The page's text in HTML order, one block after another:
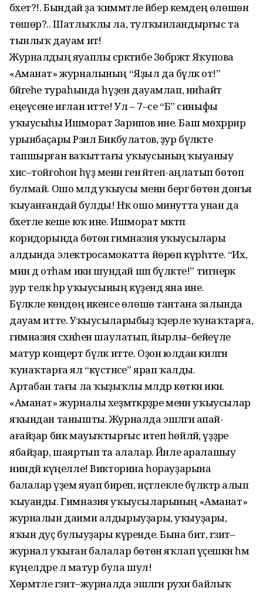
бәхет?!. Бындай ҙа ҡиммәтле әйбер кемдең өлөшөнә
төшөр?.. Шатлыҡлы ла, тулҡынландырғыс та
тынлыҡ дауам итә!
Журналдың яуаплы сәркәтибе Зөбәржәт Яҡупова
«Аманат» журналының “Яҙыл да бүләк от!”
бәйгеһе тураһында һүҙен дауамлап, ниһайәт
еңеүсене иғлан итте! Ул – 7–се “Б” синыфы
уҡыусыһы Ишморат Зарипов ине. Баш мөхәррир
урынбаҫары Рәзил Бикбулатов, ҙур бүләкте
тапшырған ваҡыттағы уҡыусының ҡыуаныу
хис–тойғоһон һүҙ менән генә әйтеп-аңлатып бөтөп
булмай. Ошо мәлдә уҡыусы менән бергә бөтөн донъя
ҡыуанғандай булды! Нәҡ ошо минутта унан да
бәхетле кеше юҡ ине. Ишморат мәктәп
коридорында бөтөн гимназия уҡыусылары
алдында электросамокатта йөрөп күрһәтте. “Их,
мин дә отһам икән шундай шәп бүләкте!” тигәнерәк
ҙур теләк һәр уҡыусының күҙендә яна ине.
Бүләкле көндөң икенсе өлөшө тантана залында
дауам итте. Уҡыусыларыбыҙ ҡәҙерле ҡунаҡтарға,
гимназия сәхнәһен шаулатып, йырлы–бейеүле
матур концерт бүләк итте. Оҙон юлдан килгән
ҡунаҡтарға ял “күстәнәсе” ярап ҡалды.
Артабан тағы ла ҡыҙыҡлы мәлдәр көткән икән.
«Аманат» журналы хеҙмәткәрҙәре менән уҡыусылар
яҡындан танышты. Журналда эшләгән апай-
ағайҙар бик мауыҡтырғыс итеп һөйләй, үҙҙәре
ябайҙар, шаяртып та алалар. Йәнле аралашыу
ниндәй күңелле! Викторина һорауҙарына
балалар әүҙем яуап биреп, иҫтәлекле бүләктәр алып
ҡыуанды. Гимназия уҡыусыларының «Аманат»
журналын даими алдырыуҙары, уҡыуҙары,
яҡын дуҫ булыуҙары күренде. Бына бит, гәзит–
журнал уҡыған балалар бөтөн яҡлап үҫешкән һәм
күңелдәре лә матур була шул!
Хөрмәтле гәзит–журналда эшләгән рухи байлыҡ